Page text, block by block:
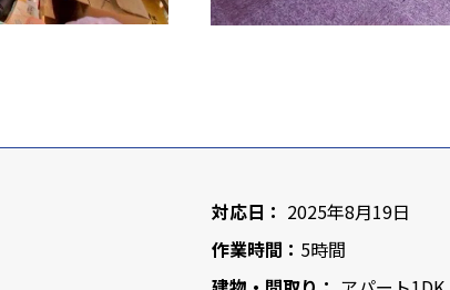
対応日： 2025年8月19日
作業時間： 5時間